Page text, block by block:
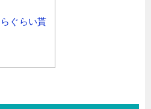
ぐらい貰